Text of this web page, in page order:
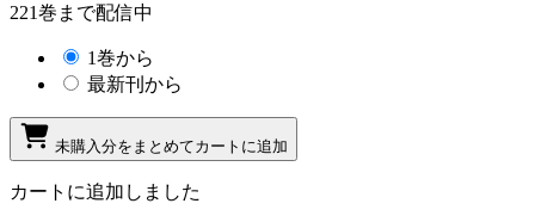
221巻まで配信中
1巻から
最新刊から
未購入分をまとめてカートに追加
カートに追加しました